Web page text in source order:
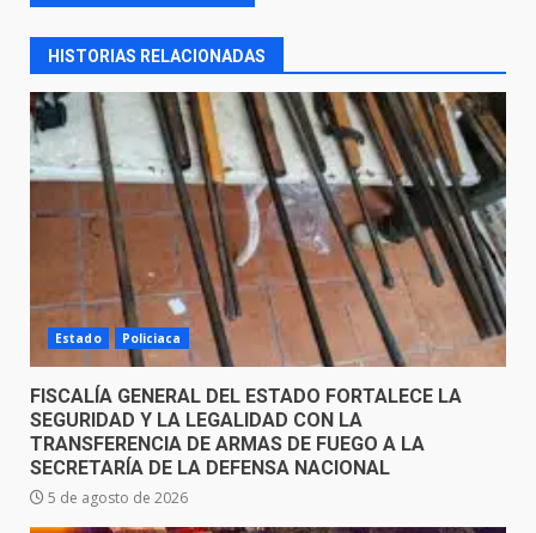
HISTORIAS RELACIONADAS
Estado Policiaca
FISCALÍA GENERAL DEL ESTADO FORTALECE LA
SEGURIDAD Y LA LEGALIDAD CON LA
TRANSFERENCIA DE ARMAS DE FUEGO A LA
SECRETARÍA DE LA DEFENSA NACIONAL
5 de agosto de 2026